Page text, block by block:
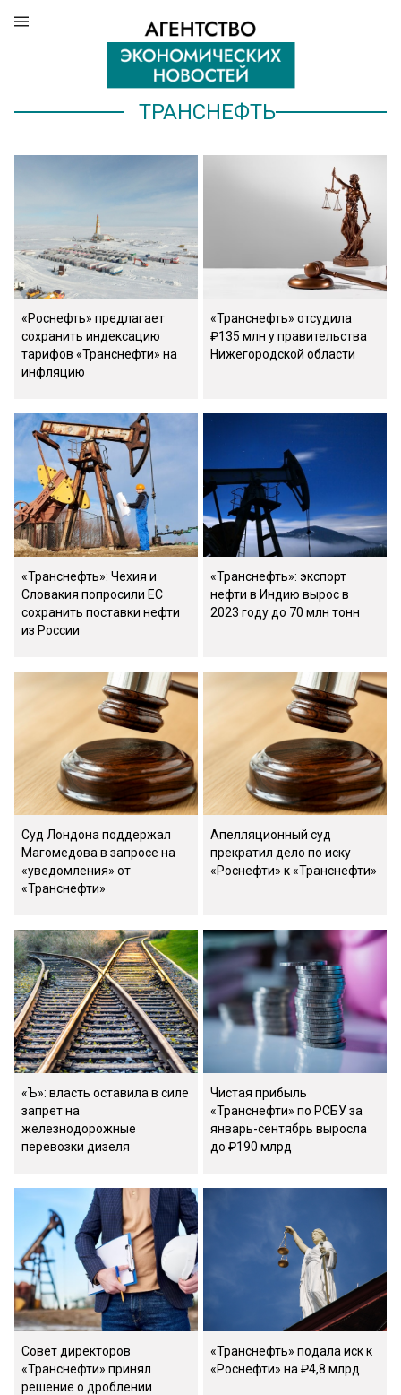
ТРАНСНЕФТЬ
«Роснефть» предлагает
сохранить индексацию
тарифов «Транснефти» на
инфляцию
«Транснефть» отсудила
₽135 млн у правительства
Нижегородской области
«Транснефть»: Чехия и
Словакия попросили ЕС
сохранить поставки нефти
из России
«Транснефть»: экспорт
нефти в Индию вырос в
2023 году до 70 млн тонн
Суд Лондона поддержал
Магомедова в запросе на
«уведомления» от
«Транснефти»
Апелляционный суд
прекратил дело по иску
«Роснефти» к «Транснефти»
«Ъ»: власть оставила в силе
запрет на
железнодорожные
перевозки дизеля
Чистая прибыль
«Транснефти» по РСБУ за
январь-сентябрь выросла
до ₽190 млрд
Совет директоров
«Транснефти» принял
решение о дроблении
«Транснефть» подала иск к
«Роснефти» на ₽4,8 млрд